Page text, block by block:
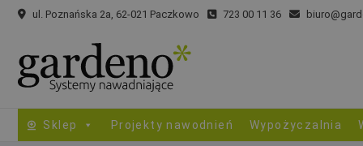
Skip
ul. Poznańska 2a, 62-021 Paczkowo 723 00 11 36
Sklep Projekty nawodnień Wypożyczalnia